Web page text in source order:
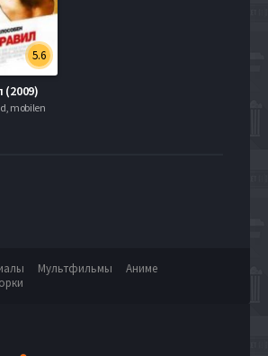
5.6
(2009)
mobilen
Мультфильмы
Аниме